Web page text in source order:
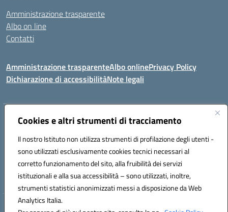
Cookies e altri strumenti di tracciamento
Il nostro Istituto non utilizza strumenti di profilazione degli utenti -
sono utilizzati esclusivamente cookies tecnici necessari al
corretto funzionamento del sito, alla fruibilità dei servizi
istituzionali e alla sua accessibilità – sono utilizzati, inoltre,
strumenti statistici anonimizzati messi a disposizione da Web
Analytics Italia.
Amministrazione trasparente
Albo on line
Contatti
Amministrazione trasparenteAlbo onlinePrivacy Policy
Dichiarazione di accessibilitàNote legali
Indirizzo:Via Tirso, 07011 Bono (SS)
Posta elettronica certificata (PEC):ssic820006@pec.istruzione.it
Codice fiscale: 81000530907
Codice meccanografico:SSIC820006
Hosting & Powered by 3D Solution S.r.l.